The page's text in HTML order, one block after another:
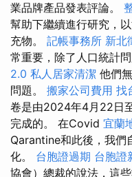
業品牌產品發表評論。
幫助下繼續進行研究，
充物。 記帳事務所 新北
常重要，除了人口統計
2.0 私人居家清潔 他們
問題。 搬家公司費用 找
卷是由2024年4月22日
完成的。 在Covid 宜蘭
Qarantine和此後，我們
化。 台胞證過期 台胞證
協會）總裁的說法，這